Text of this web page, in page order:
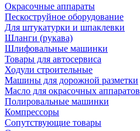
Окрасочные аппараты
Пескоструйное оборудование
Для штукатурки и шпаклевки
Шланги (рукава)
Шлифовальные машинки
Товары для автосервиса
Ходули строительные
Машины для дорожной разметки
Масло для окрасочных аппаратов
Полировальные машинки
Компрессоры
Сопутствующие товары